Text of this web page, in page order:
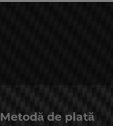
Metodă de plată